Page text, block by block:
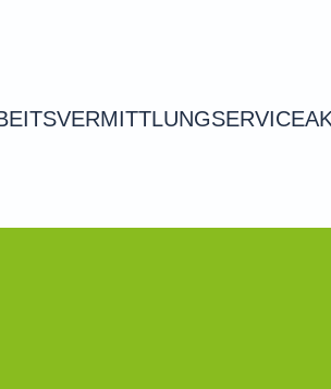
SERVICE